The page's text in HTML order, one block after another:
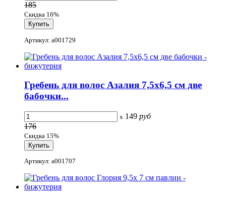
185
Скидка 16%
Артикул: a001729
Гребень для волос Азалия 7,5x6,5 см две
бабочки...
x 149 руб
176
Скидка 15%
Артикул: a001707